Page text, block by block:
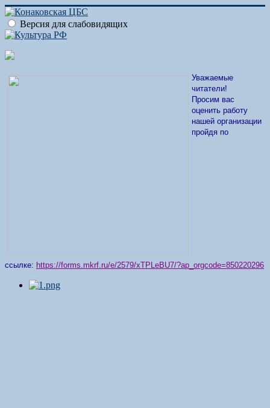
Версия для слабовидящих
Уважаемые
читатели!
Просим вас
оценить работу
нашей организации
пройдя по
ссылке: https://forms.mkrf.ru/e/2579/xTPLeBU7/?ap_orgcode=850220296